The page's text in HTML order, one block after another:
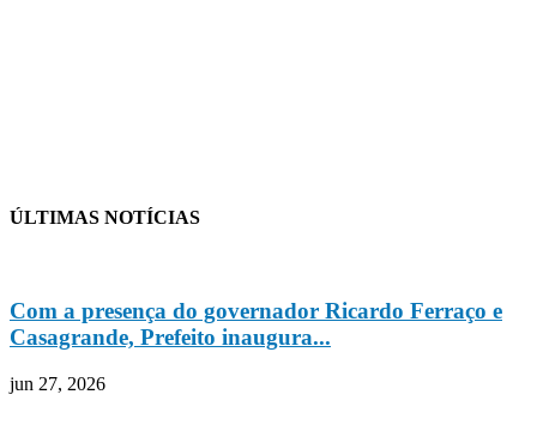
ÚLTIMAS NOTÍCIAS
Com a presença do governador Ricardo Ferraço e
Casagrande, Prefeito inaugura...
jun 27, 2026